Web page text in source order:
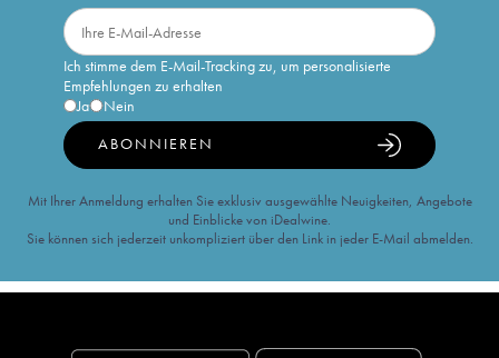
Ich stimme dem E-Mail-Tracking zu, um personalisierte
Empfehlungen zu erhalten
Ja
Nein
ABONNIEREN
Mit Ihrer Anmeldung erhalten Sie exklusiv ausgewählte Neuigkeiten, Angebote
und Einblicke von iDealwine.
Sie können sich jederzeit unkompliziert über den Link in jeder E-Mail abmelden.